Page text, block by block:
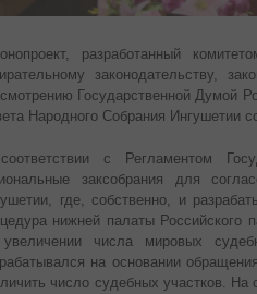
разработанный
законодательству,
Государственной Думой
Народного Собрания Ингушетии
с Регламентом
заксобрания для
где, собственно, и
нижней палаты Российского
числа мировых
на основании
число судебных участков.